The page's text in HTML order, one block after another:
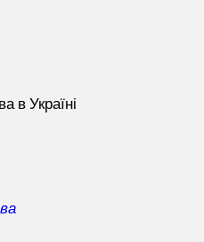
в Україні